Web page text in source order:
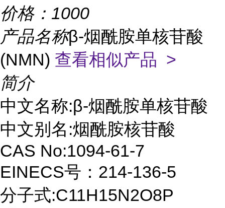
价格： 1000
产品名称β-烟酰胺单核苷酸
(NMN) 查看相似产品 >
简介
中文名称:β-烟酰胺单核苷酸
中文别名:烟酰胺核苷酸
CAS No:1094-61-7
EINECS号：214-136-5
分子式:C11H15N2O8P